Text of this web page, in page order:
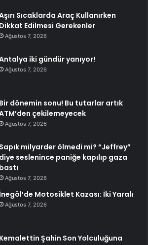
Sıcaklarda Araç Kullanırken
Dikkat Edilmesi Gerekenler
Ağustos 7, 2026
iki gündür yanıyor!
Ağustos 7, 2026
Bir dönemin sonu! Bu tutarlar artık
çekilemeyecek
Ağustos 7, 2026
Sapık milyarder ölmedi mi? “Jeffrey”
diye seslenince paniğe kapılıp gaza
bastı
Ağustos 7, 2026
İnegöl’de Motosiklet Kazası: İki Yaralı
Ağustos 7, 2026
Kemalettin Şahin Son Yolculuğuna